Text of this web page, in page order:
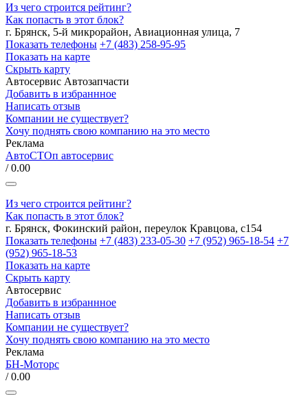
Из чего строится рейтинг?
Как попасть в этот блок?
г. Брянск, 5-й микрорайон, Авиационная улица, 7
Показать телефоны +7 (483) 258-95-95
Показать на карте
Скрыть карту
Автосервис Автозапчасти
Добавить в избраннное
Написать отзыв
Компании не существует?
Хочу поднять свою компанию на это место
Реклама
АвтоСТОп автосервис
/ 0.00
Из чего строится рейтинг?
Как попасть в этот блок?
г. Брянск, Фокинский район, переулок Кравцова, с154
Показать телефоны +7 (483) 233-05-30 +7 (952) 965-18-54 +7
(952) 965-18-53
Показать на карте
Скрыть карту
Автосервис
Добавить в избраннное
Написать отзыв
Компании не существует?
Хочу поднять свою компанию на это место
Реклама
БН-Моторс
/ 0.00